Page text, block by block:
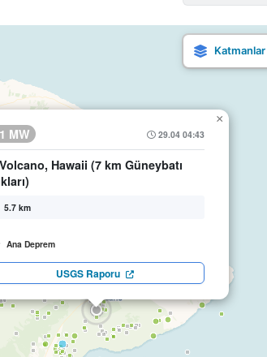
MW 29.04 04:43
Volcano, Hawaii (7 km Güneybatı
5.7 km
Ana Deprem
USGS Raporu
×